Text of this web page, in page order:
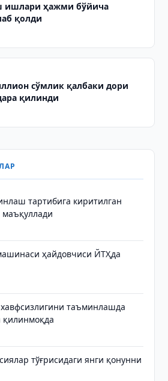
ишлари ҳажми бўйича
қолди
сўмлик қалбаки дори
қилинди
тартибига киритилган
ҳайдовчиси ЙТҲда
таъминлашда
тўғрисидаги янги қонунни